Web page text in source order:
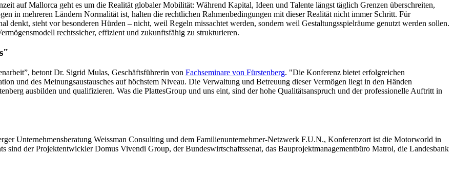
auf Mallorca geht es um die Realität globaler Mobilität: Während Kapital, Ideen und Talente längst täglich Grenzen überschreiten,
in mehreren Ländern Normalität ist, halten die rechtlichen Rahmenbedingungen mit dieser Realität nicht immer Schritt. Für
denkt, steht vor besonderen Hürden – nicht, weil Regeln missachtet werden, sondern weil Gestaltungsspielräume genutzt werden sollen.
rechtssicher, effizient und zukunftsfähig zu strukturieren.
betont Dr. Sigrid Mulas, Geschäftsführerin von Fachseminare von Fürstenberg. "Die Konferenz bietet erfolgreichen
und des Meinungsaustausches auf höchstem Niveau. Die Verwaltung und Betreuung dieser Vermögen liegt in den Händen
ausbilden und qualifizieren. Was die PlattesGroup und uns eint, sind der hohe Qualitätsanspruch und der professionelle Auftritt in
Unternehmensberatung Weissman Consulting und dem Familienunternehmer-Netzwerk F.U.N., Konferenzort ist die Motorworld in
sind der Projektentwickler Domus Vivendi Group, der Bundeswirtschaftssenat, das Bauprojektmanagementbüro Matrol, die Landesbank